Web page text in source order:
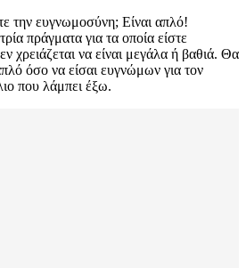
την ευγνωμοσύνη; Είναι απλό!
πράγματα για τα οποία είστε
χρειάζεται να είναι μεγάλα ή βαθιά. Θα
όσο να είσαι ευγνώμων για τον
που λάμπει έξω.